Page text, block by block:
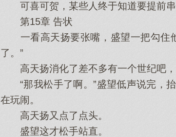
可喜可贺，某些人终于知道要提前串
第15章 告状
一看高天扬要张嘴，盛望一把勾住
了。”
高天扬消化了差不多有一个世纪吧，
“那我松手了啊。”盛望低声说完，抬
在玩闹。
高天扬又点了点头。
盛望这才松手站直。